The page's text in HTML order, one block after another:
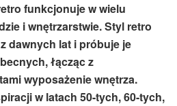
funkcjonuje w wielu
i wnętrzarstwie. Styl retro
dawnych lat i próbuje je
łącząc z
wyposażenie wnętrza.
w latach 50-tych, 60-tych,